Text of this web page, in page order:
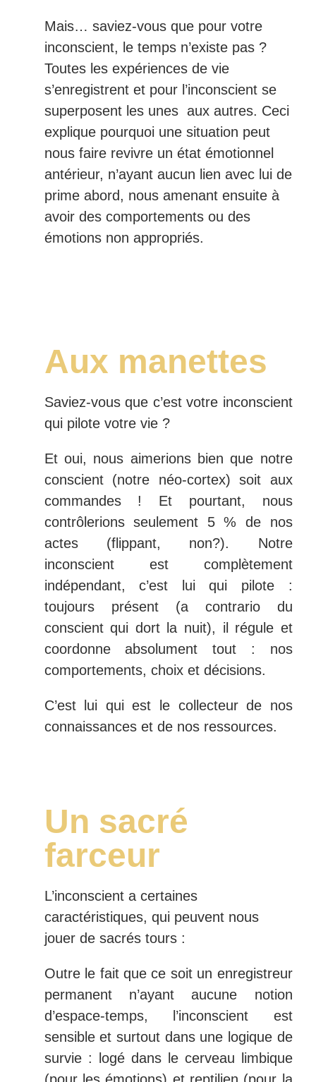
Mais… saviez-vous que pour votre
inconscient, le temps n’existe pas ?
Toutes les expériences de vie
s’enregistrent et pour l’inconscient se
superposent les unes aux autres. Ceci
explique pourquoi une situation peut
nous faire revivre un état émotionnel
antérieur, n’ayant aucun lien avec lui de
prime abord, nous amenant ensuite à
avoir des comportements ou des
émotions non appropriés.
Aux manettes
Saviez-vous que c’est votre inconscient
qui pilote votre vie ?
Et oui, nous aimerions bien que notre
conscient (notre néo-cortex) soit aux
commandes ! Et pourtant, nous
contrôlerions seulement 5 % de nos
actes (flippant, non?). Notre
inconscient est complètement
indépendant, c’est lui qui pilote :
toujours présent (a contrario du
conscient qui dort la nuit), il régule et
coordonne absolument tout : nos
comportements, choix et décisions.
C’est lui qui est le collecteur de nos
connaissances et de nos ressources.
Un sacré
farceur
L’inconscient a certaines
caractéristiques, qui peuvent nous
jouer de sacrés tours :
Outre le fait que ce soit un enregistreur
permanent n’ayant aucune notion
d’espace-temps, l’inconscient est
sensible et surtout dans une logique de
survie : logé dans le cerveau limbique